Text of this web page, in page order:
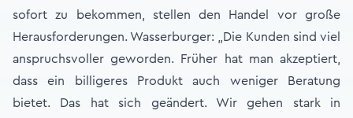
sofort zu bekommen, stellen den Handel vor große
Herausforderungen. Wasserburger: „Die Kunden sind viel
anspruchsvoller geworden. Früher hat man akzeptiert,
dass ein billigeres Produkt auch weniger Beratung
bietet. Das hat sich geändert. Wir gehen stark in